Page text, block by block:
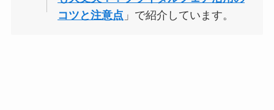
コツと注意点 」で紹介しています。